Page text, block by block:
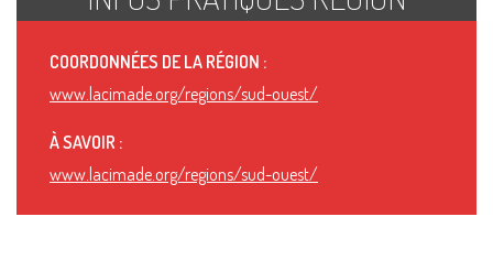
COORDONNÉES DE LA RÉGION :
www.lacimade.org/regions/sud-ouest/
À SAVOIR :
www.lacimade.org/regions/sud-ouest/